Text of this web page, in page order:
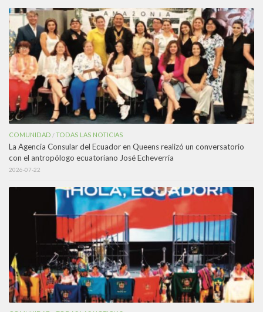
COMUNIDAD /TODAS LAS NOTICIAS
La Agencia Consular del Ecuador en Queens realizó un conversatorio
con el antropólogo ecuatoriano José Echeverría
2026-07-22